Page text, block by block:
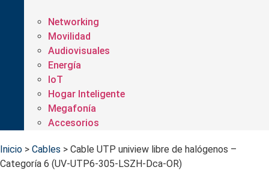
Networking
Movilidad
Audiovisuales
Energía
IoT
Hogar Inteligente
Megafonía
Accesorios
Inicio > Cables > Cable UTP uniview libre de halógenos –
Categoría 6 (UV-UTP6-305-LSZH-Dca-OR)